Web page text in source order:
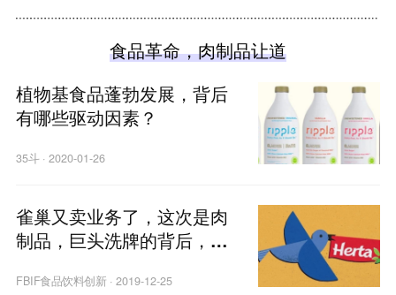
斯尼表示，将在本周开幕的加州乐园冒险、食品和美
三明治，并将很快扩大到其他地点，包括迪士尼世界
度假村的魔术王国公园托尼镇广场餐厅。（新浪财
经）
原文链接
食品革命，肉制品让道
植物基食品蓬勃发展，背后
有哪些驱动因素？
35斗·2020-01-26
雀巢又卖业务了，这次是肉
制品，巨头洗牌的背后，藏
FBIF食品饮料创新 · 2019-12-25